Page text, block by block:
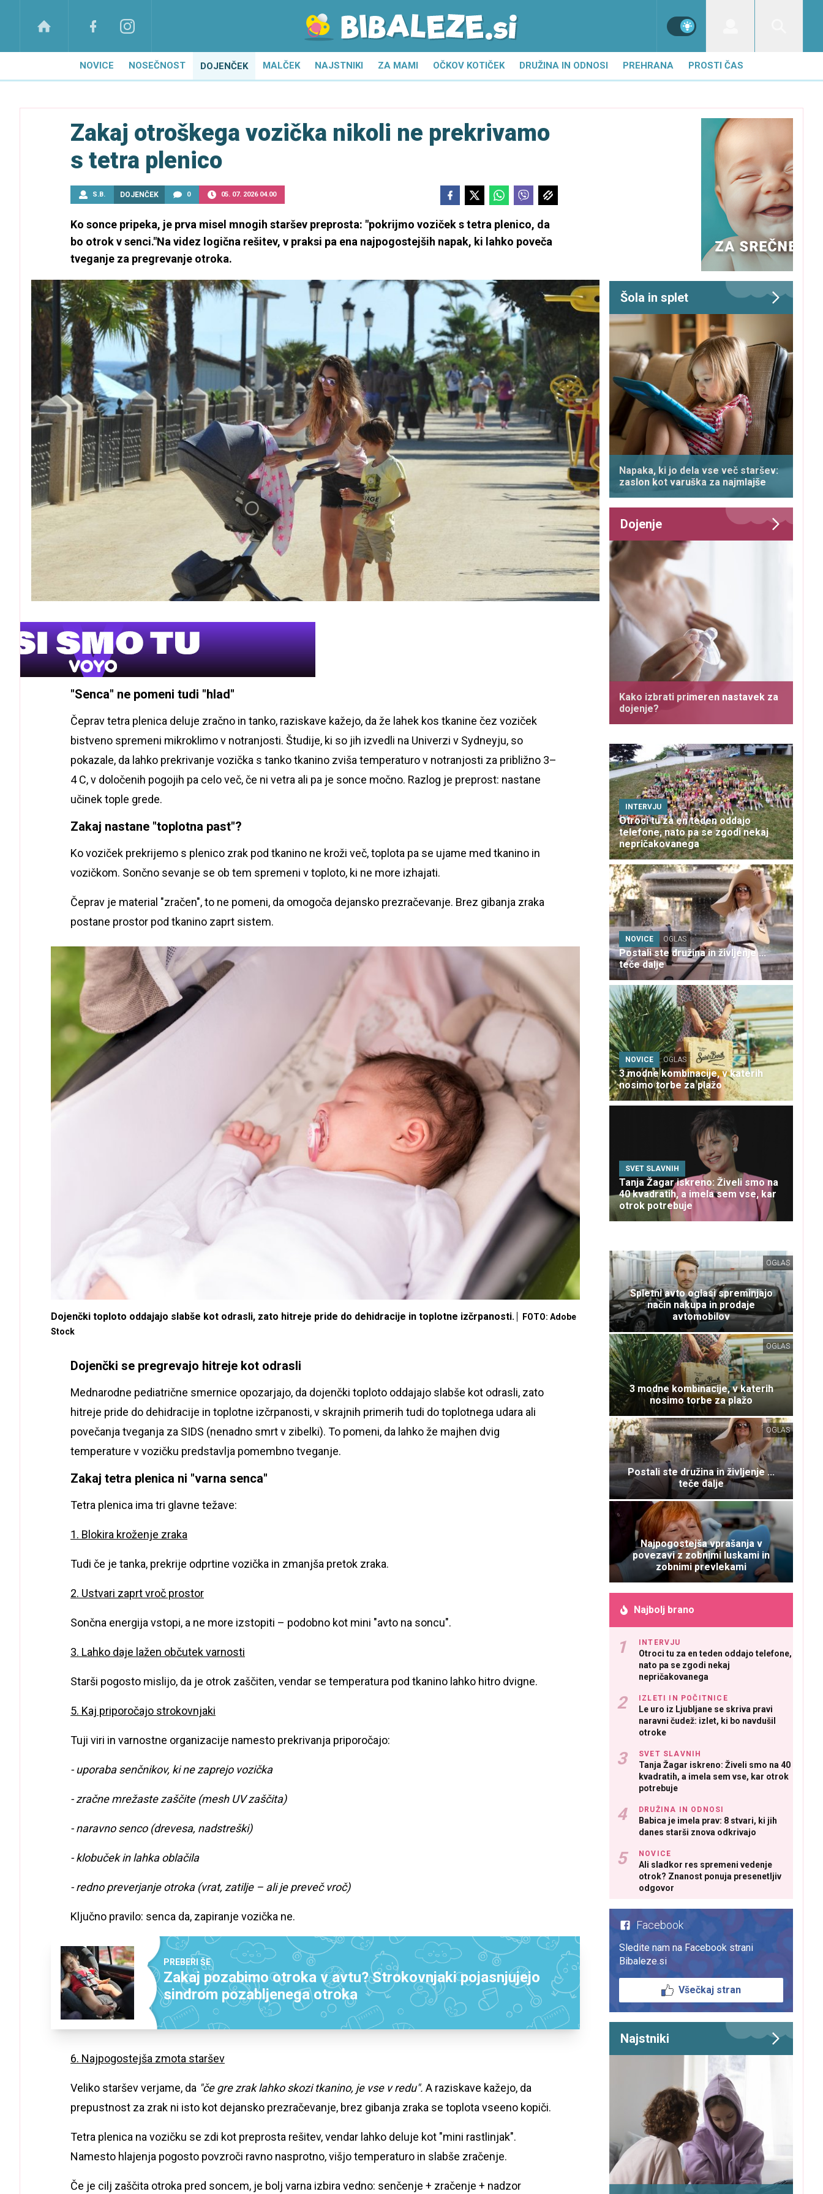
NOVICE NOSEČNOST DOJENČEK MALČEK NAJSTNIKI ZA MAMI OČKOV KOTIČEK DRUŽINA IN ODNOSI PREHRANA PROSTI ČAS
Zakaj otroškega vozička nikoli ne prekrivamo
s tetra plenico
S.B. DOJENČEK 0 05. 07. 2026 04.00
Ko sonce pripeka, je prva misel mnogih staršev preprosta: "pokrijmo voziček s tetra plenico, da
bo otrok v senci."Na videz logična rešitev, v praksi pa ena najpogostejših napak, ki lahko poveča
tveganje za pregrevanje otroka.
"Senca" ne pomeni tudi "hlad"
Čeprav tetra plenica deluje zračno in tanko, raziskave kažejo, da že lahek kos tkanine čez voziček
bistveno spremeni mikroklimo v notranjosti. Študije, ki so jih izvedli na Univerzi v Sydneyju, so
pokazale, da lahko prekrivanje vozička s tanko tkanino zviša temperaturo v notranjosti za približno 3–
4 C, v določenih pogojih pa celo več, če ni vetra ali pa je sonce močno. Razlog je preprost: nastane
učinek tople grede.
Zakaj nastane "toplotna past"?
Ko voziček prekrijemo s plenico zrak pod tkanino ne kroži več, toplota pa se ujame med tkanino in
vozičkom. Sončno sevanje se ob tem spremeni v toploto, ki ne more izhajati.
Čeprav je material "zračen", to ne pomeni, da omogoča dejansko prezračevanje. Brez gibanja zraka
postane prostor pod tkanino zaprt sistem.
Dojenčki toploto oddajajo slabše kot odrasli, zato hitreje pride do dehidracije in toplotne izčrpanosti.
FOTO: Adobe
Stock
Dojenčki se pregrevajo hitreje kot odrasli
Mednarodne pediatrične smernice opozarjajo, da dojenčki toploto oddajajo slabše kot odrasli, zato
hitreje pride do dehidracije in toplotne izčrpanosti, v skrajnih primerih tudi do toplotnega udara ali
povečanja tveganja za SIDS (nenadno smrt v zibelki). To pomeni, da lahko že majhen dvig
temperature v vozičku predstavlja pomembno tveganje.
Zakaj tetra plenica ni "varna senca"
Tetra plenica ima tri glavne težave:
1. Blokira kroženje zraka
Tudi če je tanka, prekrije odprtine vozička in zmanjša pretok zraka.
2. Ustvari zaprt vroč prostor
Sončna energija vstopi, a ne more izstopiti – podobno kot mini "avto na soncu".
3. Lahko daje lažen občutek varnosti
Starši pogosto mislijo, da je otrok zaščiten, vendar se temperatura pod tkanino lahko hitro dvigne.
5. Kaj priporočajo strokovnjaki
Tuji viri in varnostne organizacije namesto prekrivanja priporočajo:
- uporaba senčnikov, ki ne zaprejo vozička
- zračne mrežaste zaščite (mesh UV zaščita)
- naravno senco (drevesa, nadstreški)
- klobuček in lahka oblačila
- redno preverjanje otroka (vrat, zatilje – ali je preveč vroč)
Ključno pravilo: senca da, zapiranje vozička ne.
PREBERI ŠE
Zakaj pozabimo otroka v avtu? Strokovnjaki pojasnjujejo
sindrom pozabljenega otroka
6. Najpogostejša zmota staršev
Veliko staršev verjame, da "če gre zrak lahko skozi tkanino, je vse v redu". A raziskave kažejo, da
prepustnost za zrak ni isto kot dejansko prezračevanje, brez gibanja zraka se toplota vseeno kopiči.
Tetra plenica na vozičku se zdi kot preprosta rešitev, vendar lahko deluje kot "mini rastlinjak".
Namesto hlajenja pogosto povzroči ravno nasprotno, višjo temperaturo in slabše zračenje.
Če je cilj zaščita otroka pred soncem, je bolj varna izbira vedno: senčenje + zračenje + nadzor
Šola in splet
Napaka, ki jo dela vse več staršev:
zaslon kot varuška za najmlajše
Dojenje
Kako izbrati primeren nastavek za
dojenje?
INTERVJU
Otroci tu za en teden oddajo
telefone, nato pa se zgodi nekaj
nepričakovanega
NOVICE OGLAS
Postali ste družina in življenje ...
teče dalje
NOVICE OGLAS
3 modne kombinacije, v katerih
nosimo torbe za plažo
SVET SLAVNIH
Tanja Žagar iskreno: Živeli smo na
40 kvadratih, a imela sem vse, kar
otrok potrebuje
OGLAS
Spletni avto oglasi spreminjajo
način nakupa in prodaje
avtomobilov
OGLAS
3 modne kombinacije, v katerih
nosimo torbe za plažo
OGLAS
Postali ste družina in življenje ...
teče dalje
Najpogostejša vprašanja v
povezavi z zobnimi luskami in
zobnimi prevlekami
Najbolj brano
INTERVJU
Otroci tu za en teden oddajo telefone,
nato pa se zgodi nekaj
nepričakovanega
IZLETI IN POČITNICE
Le uro iz Ljubljane se skriva pravi
naravni čudež: izlet, ki bo navdušil
otroke
SVET SLAVNIH
Tanja Žagar iskreno: Živeli smo na 40
kvadratih, a imela sem vse, kar otrok
potrebuje
DRUŽINA IN ODNOSI
Babica je imela prav: 8 stvari, ki jih
danes starši znova odkrivajo
NOVICE
Ali sladkor res spremeni vedenje
otrok? Znanost ponuja presenetljiv
odgovor
Facebook
Sledite nam na Facebook strani
Bibaleze.si
Všečkaj stran
Najstniki